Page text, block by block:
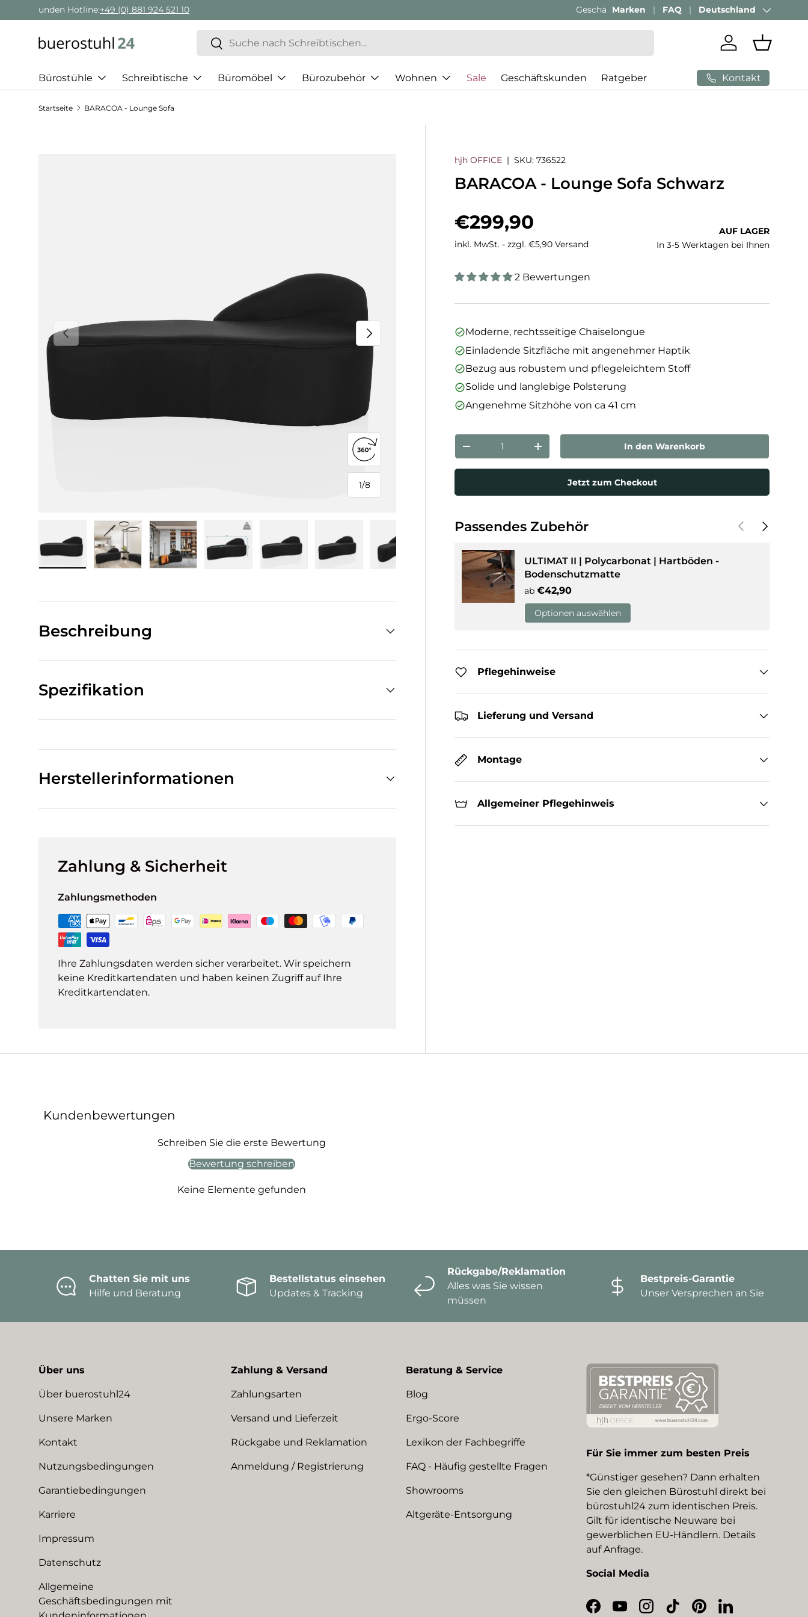
Direkt zum Inhalt
Geschäftskunden Beratung:+ 49 (0) 881 924 521 22 Passenden Bürostuhl finden mitAI-Beratung
Marken FAQ Land/Region
Deutschland
Suchen
Suchen
Einloggen
Bürostühle Schreibtische Büromöbel Bürozubehör Wohnen Sale Geschäftskunden Ratgeber Kontakt
Startseite BARACOA - Lounge Sofa
Vorherige
1/
von
8
Nächste
360°-Ansicht öffnen
Bild 6 in Galerieansicht laden
Bild 7 in Galerieansicht laden
Bild 8 in Galerieansicht laden
hjh OFFICE |SKU: 736522
BARACOA - Lounge Sofa Schwarz
Normaler Preis
€299,90
inkl. MwSt. - zzgl. €5,90 Versand
AUF LAGER
In 3-5 Werktagen bei Ihnen
2 Bewertungen
Moderne, rechtsseitige Chaiselongue
Einladende Sitzfläche mit angenehmer Haptik
Bezug aus robustem und pflegeleichtem Stoff
Solide und langlebige Polsterung
Angenehme Sitzhöhe von ca 41 cm
Anzahl
Menge verringernMenge erhöhen In den Warenkorb
Jetzt zum Checkout
Passendes Zubehör VorherigeNächste
ULTIMAT II | Polycarbonat | Hartböden -
Bodenschutzmatte
ab Normaler Preis
€42,90
Optionen auswählen
Pflegehinweise
Lieferung und Versand
Montage
Allgemeiner Pflegehinweis
Beschreibung
Spezifikation
Herstellerinformationen
Zahlung & Sicherheit
Zahlungsmethoden
Ihre Zahlungsdaten werden sicher verarbeitet. Wir speichern
keine Kreditkartendaten und haben keinen Zugriff auf Ihre
Kreditkartendaten.
Kundenbewertungen
Schreiben Sie die erste Bewertung
Bewertung schreiben
Keine Elemente gefunden
Chatten Sie mit uns
Hilfe und Beratung
Bestellstatus einsehen
Updates & Tracking
Rückgabe/Reklamation
Alles was Sie wissen
müssen
Bestpreis-Garantie
Unser Versprechen an Sie
Über uns
Über buerostuhl24
Unsere Marken
Kontakt
Nutzungsbedingungen
Garantiebedingungen
Karriere
Impressum
Datenschutz
Allgemeine
Geschäftsbedingungen mit
Zahlung & Versand
Zahlungsarten
Versand und Lieferzeit
Rückgabe und Reklamation
Anmeldung / Registrierung
Beratung & Service
Blog
Ergo-Score
Lexikon der Fachbegriffe
FAQ - Häufig gestellte Fragen
Showrooms
Altgeräte-Entsorgung
Für Sie immer zum besten Preis
*Günstiger gesehen? Dann erhalten
Sie den gleichen Bürostuhl direkt bei
bürostuhl24 zum identischen Preis.
Gilt für identische Neuware bei
gewerblichen EU-Händlern. Details
auf Anfrage.
Social Media
Facebook
YouTubeInstagram
TikTokPinterestLinkedIn